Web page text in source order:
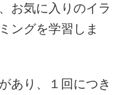
お気に入りのイラ
ングを学習しま
あり、１回につき